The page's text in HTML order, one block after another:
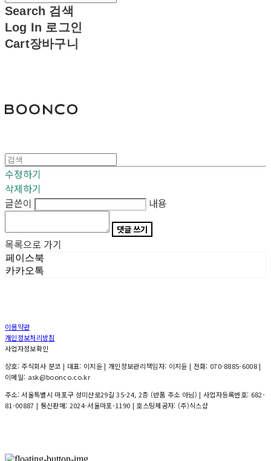
Search 검색
Log In 로그인
Cart장바구니
수정하기
삭제하기
글쓴이
내용
댓글 쓰기
목록으로 가기
페이스북
카카오톡
이용약관
개인정보처리방침
사업자정보확인
상호: 주식회사 분코 | 대표: 이지윤 | 개인정보관리책임자: 이지윤 | 전화: 070-8885-6008 |
이메일: ask@boonco.co.kr
주소: 서울특별시 마포구 성미산로29길 35-24, 2층 (반품 주소 아님) | 사업자등록번호: 682-
81-00887 | 통신판매: 2024-서울마포-1190 | 호스팅제공자: (주)식스샵